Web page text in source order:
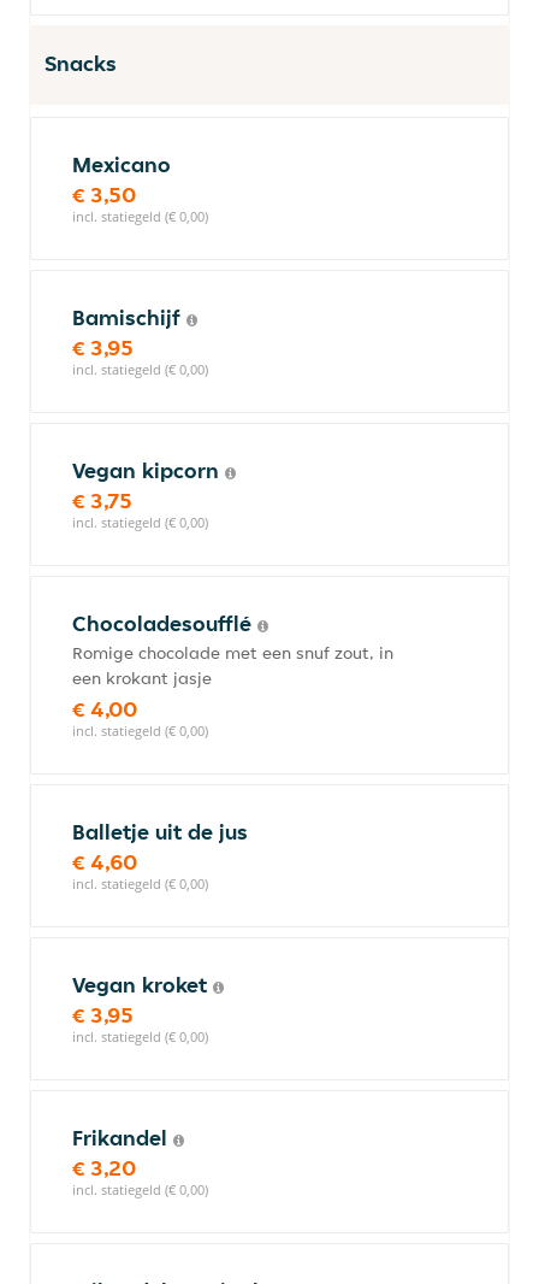
Snacks
Mexicano
€ 3,50
incl. statiegeld (€ 0,00)
Bamischijf
€ 3,95
incl. statiegeld (€ 0,00)
Vegan kipcorn
€ 3,75
incl. statiegeld (€ 0,00)
Chocoladesoufflé
Romige chocolade met een snuf zout, in
een krokant jasje
€ 4,00
incl. statiegeld (€ 0,00)
Balletje uit de jus
€ 4,60
incl. statiegeld (€ 0,00)
Vegan kroket
€ 3,95
incl. statiegeld (€ 0,00)
Frikandel
€ 3,20
incl. statiegeld (€ 0,00)